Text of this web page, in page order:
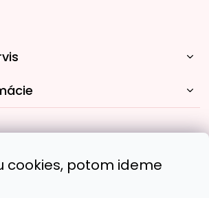
cookies, potom ideme